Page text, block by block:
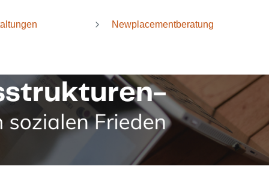
Newplacementberatung